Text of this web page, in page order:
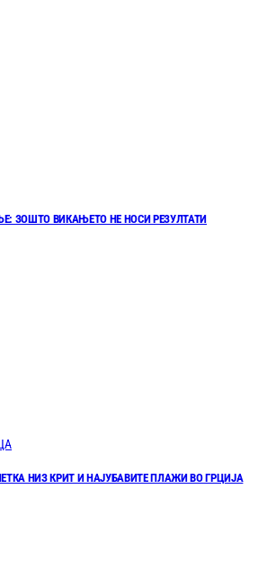
ЗОШТО ВИКАЊЕТО НЕ НОСИ РЕЗУЛТАТИ
НИЗ КРИТ И НАЈУБАВИТЕ ПЛАЖИ ВО ГРЦИЈА